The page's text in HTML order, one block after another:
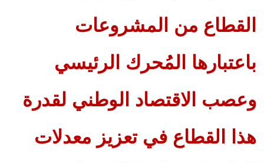
القطاع من المشروعات
باعتبارها المُحرك الرئيسي
وعصب الاقتصاد الوطني لقدرة
هذا القطاع في تعزيز معدلات